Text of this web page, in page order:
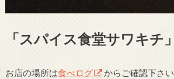
「スパイス食堂サワキチ」
お店の場所は食べログ からご確認下さい